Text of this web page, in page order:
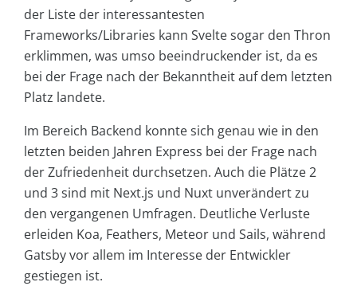
der Liste der interessantesten
Frameworks/Libraries kann Svelte sogar den Thron
erklimmen, was umso beeindruckender ist, da es
bei der Frage nach der Bekanntheit auf dem letzten
Platz landete.
Im Bereich Backend konnte sich genau wie in den
letzten beiden Jahren Express bei der Frage nach
der Zufriedenheit durchsetzen. Auch die Plätze 2
und 3 sind mit Next.js und Nuxt unverändert zu
den vergangenen Umfragen. Deutliche Verluste
erleiden Koa, Feathers, Meteor und Sails, während
Gatsby vor allem im Interesse der Entwickler
gestiegen ist.